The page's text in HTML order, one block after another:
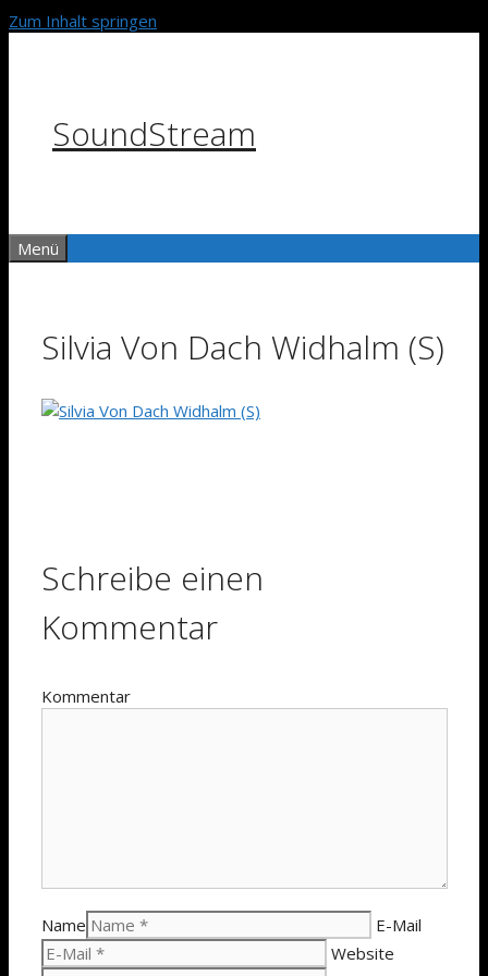
Zum Inhalt springen
SoundStream
Menü
Silvia Von Dach Widhalm (S)
Schreibe einen
Kommentar
Kommentar
Name
E-Mail
Website